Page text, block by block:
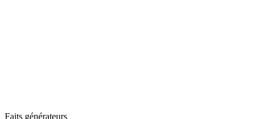
Faits générateurs